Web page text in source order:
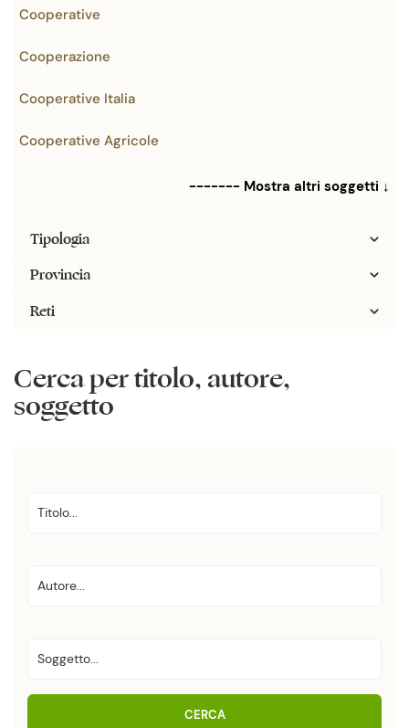
Cooperative
Cooperazione
Cooperative Italia
Cooperative Agricole
------- Mostra altri soggetti ↓
Tipologia
Provincia
Reti
Cerca per titolo, autore,
soggetto
CERCA